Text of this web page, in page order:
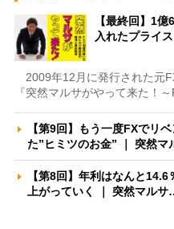
【最終回】1
入れたプライ
2009年12月に発行された元
『突然マルサがやって来た！
【第9回】もう一度FXでリ
た”ヒミツのお金” ｜ 突然
【第8回】年利はなんと
上がっていく ｜ 突然マル